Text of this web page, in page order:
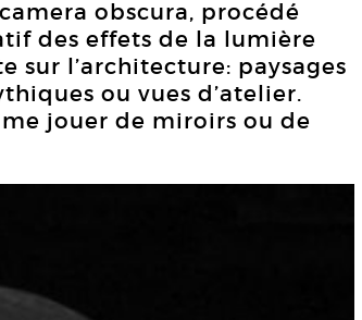
obscura, procédé
des effets de la lumière
sur l’architecture: paysages
ou vues d’atelier.
jouer de miroirs ou de